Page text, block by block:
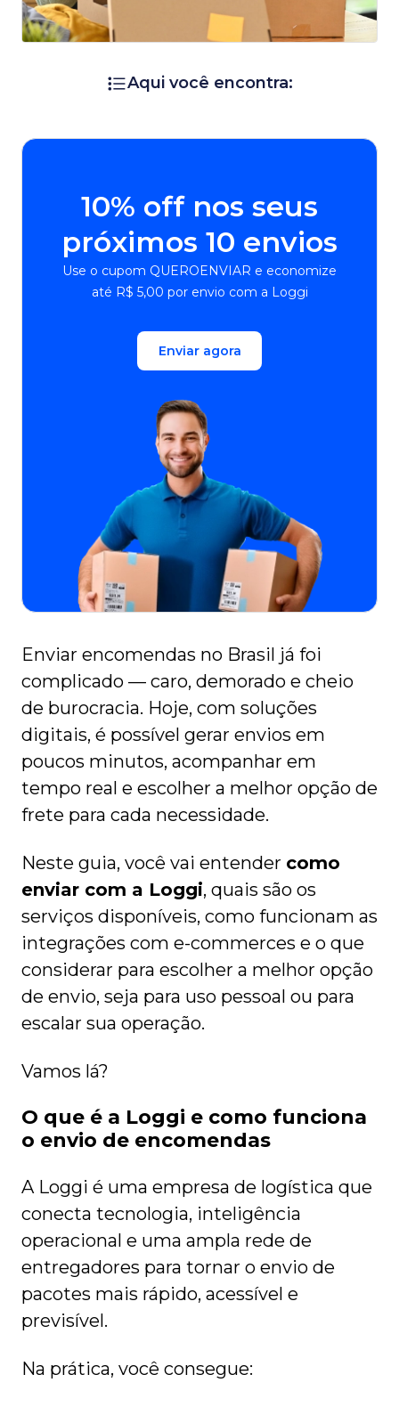
Aqui você encontra:
10% off nos seus
próximos 10 envios
Use o cupom QUEROENVIAR e economize
até R$ 5,00 por envio com a Loggi
Enviar agora
Enviar encomendas no Brasil já foi
complicado — caro, demorado e cheio
de burocracia. Hoje, com soluções
digitais, é possível gerar envios em
poucos minutos, acompanhar em
tempo real e escolher a melhor opção de
frete para cada necessidade.
Neste guia, você vai entender como
enviar com a Loggi, quais são os
serviços disponíveis, como funcionam as
integrações com e-commerces e o que
considerar para escolher a melhor opção
de envio, seja para uso pessoal ou para
escalar sua operação.
Vamos lá?
O que é a Loggi e como funciona
o envio de encomendas
A Loggi é uma empresa de logística que
conecta tecnologia, inteligência
operacional e uma ampla rede de
entregadores para tornar o envio de
pacotes mais rápido, acessível e
previsível.
Na prática, você consegue: